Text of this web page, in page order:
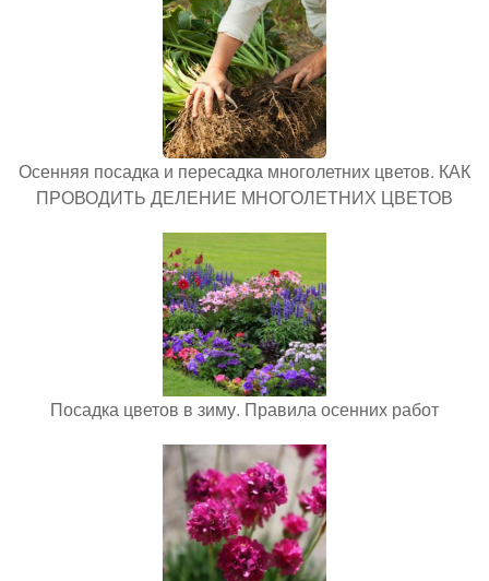
Осенняя посадка и пересадка многолетних цветов. КАК
ПРОВОДИТЬ ДЕЛЕНИЕ МНОГОЛЕТНИХ ЦВЕТОВ
Посадка цветов в зиму. Правила осенних работ